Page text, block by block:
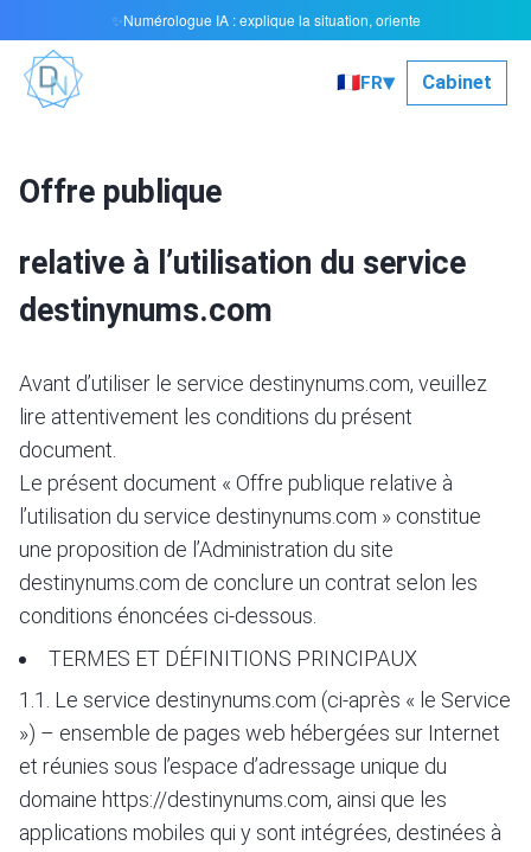
🇫🇷FR▾ Cabinet
Offre publique
relative à l’utilisation du service
destinynums.com
Avant d’utiliser le service destinynums.com, veuillez
lire attentivement les conditions du présent
document.
Le présent document « Offre publique relative à
l’utilisation du service destinynums.com » constitue
une proposition de l’Administration du site
destinynums.com de conclure un contrat selon les
conditions énoncées ci-dessous.
TERMES ET DÉFINITIONS PRINCIPAUX
1.1. Le service destinynums.com (ci-après « le Service
») – ensemble de pages web hébergées sur Internet
et réunies sous l’espace d’adressage unique du
domaine https://destinynums.com, ainsi que les
applications mobiles qui y sont intégrées, destinées à
✨Numérologue IA : explique la situation, oriente